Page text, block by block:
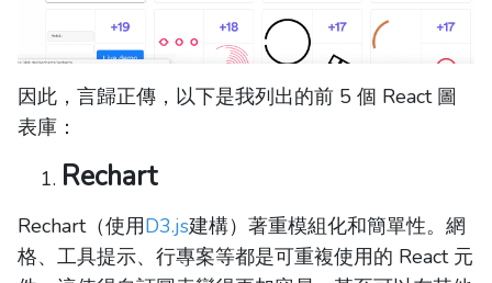
因此，言歸正傳，以下是我列出的前 5 個 React 圖
表庫：
Rechart
Rechart（使用D3.js建構）著重模組化和簡單性。網
格、工具提示、行專案等都是可重複使用的 React 元